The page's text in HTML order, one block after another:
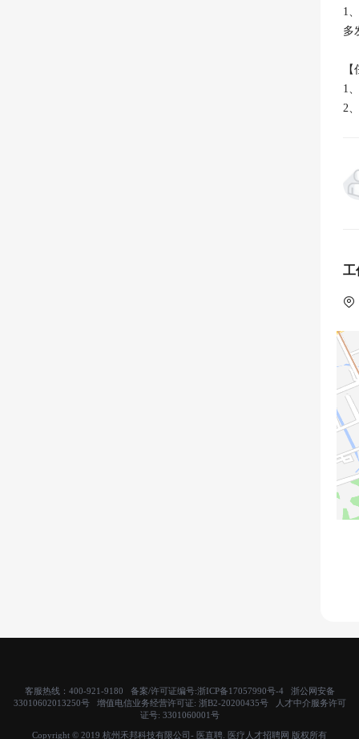
1
多
1
工
客服热线：400-921-9180 备案/许可证编号:浙ICP备17057990号-4浙公网安备
33010602013250号 增值电信业务经营许可证: 浙B2-20200435号人才中介服务许可
证号: 3301060001号
Copyright © 2019 杭州禾邦科技有限公司- 医直聘. 医疗人才招聘网 版权所有